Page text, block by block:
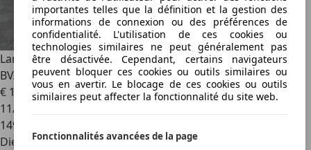
Land Rover Range Rover Evoque2.2 TD4 16V DPF 4WD
BVA9 150 cv DYNAMIC
€ 13 990
11/2014
149 700 km
Diesel
importantes telles que la définition et la gestion des
informations de connexion ou des préférences de
confidentialité. L'utilisation de ces cookies ou
technologies similaires ne peut généralement pas
être désactivée. Cependant, certains navigateurs
peuvent bloquer ces cookies ou outils similaires ou
vous en avertir. Le blocage de ces cookies ou outils
similaires peut affecter la fonctionnalité du site web.
Fonctionnalités avancées de la page